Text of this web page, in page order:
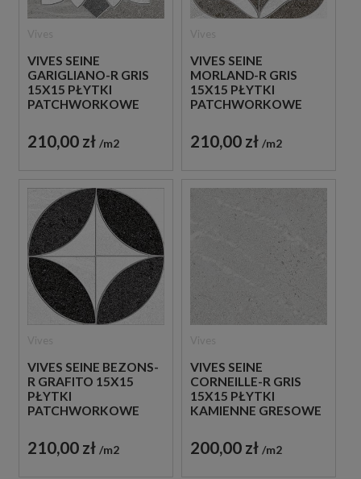
VIVES SEINE
GARIGLIANO-R GRIS
15X15 PŁYTKI
PATCHWORKOWE
210,00 zł m2
VIVES SEINE
MORLAND-R GRIS
15X15 PŁYTKI
PATCHWORKOWE
210,00 zł m2
VIVES SEINE BEZONS-
R GRAFITO 15X15
PŁYTKI
PATCHWORKOWE
210,00 zł m2
VIVES SEINE
CORNEILLE-R GRIS
15X15 PŁYTKI
KAMIENNE GRESOWE
200,00 zł m2